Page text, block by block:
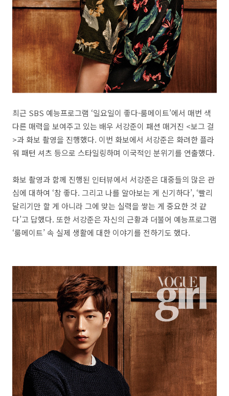
최근 SBS 예능프로그램 ‘일요일이 좋다-룸메이트’에서 매번 색
다른 매력을 보여주고 있는 배우 서강준이 패션 매거진 <보그 걸
>과 화보 촬영을 진행했다. 이번 화보에서 서강준은 화려한 플라
워 패턴 셔츠 등으로 스타일링하며 이국적인 분위기를 연출했다.
화보 촬영과 함께 진행된 인터뷰에서 서강준은 대중들의 많은 관
심에 대하여 ‘참 좋다. 그리고 나를 알아보는 게 신기하다’, ‘빨리
달리기만 할 게 아니라 그에 맞는 실력을 쌓는 게 중요한 것 같
다’고 답했다. 또한 서강준은 자신의 근황과 더불어 예능프로그램
‘룸메이트’ 속 실제 생활에 대한 이야기를 전하기도 했다.